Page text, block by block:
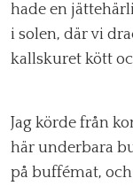
efter:
hade en
i solen, där vi
kallskuret kött
Jag körde från
här underbara
på buffémat,